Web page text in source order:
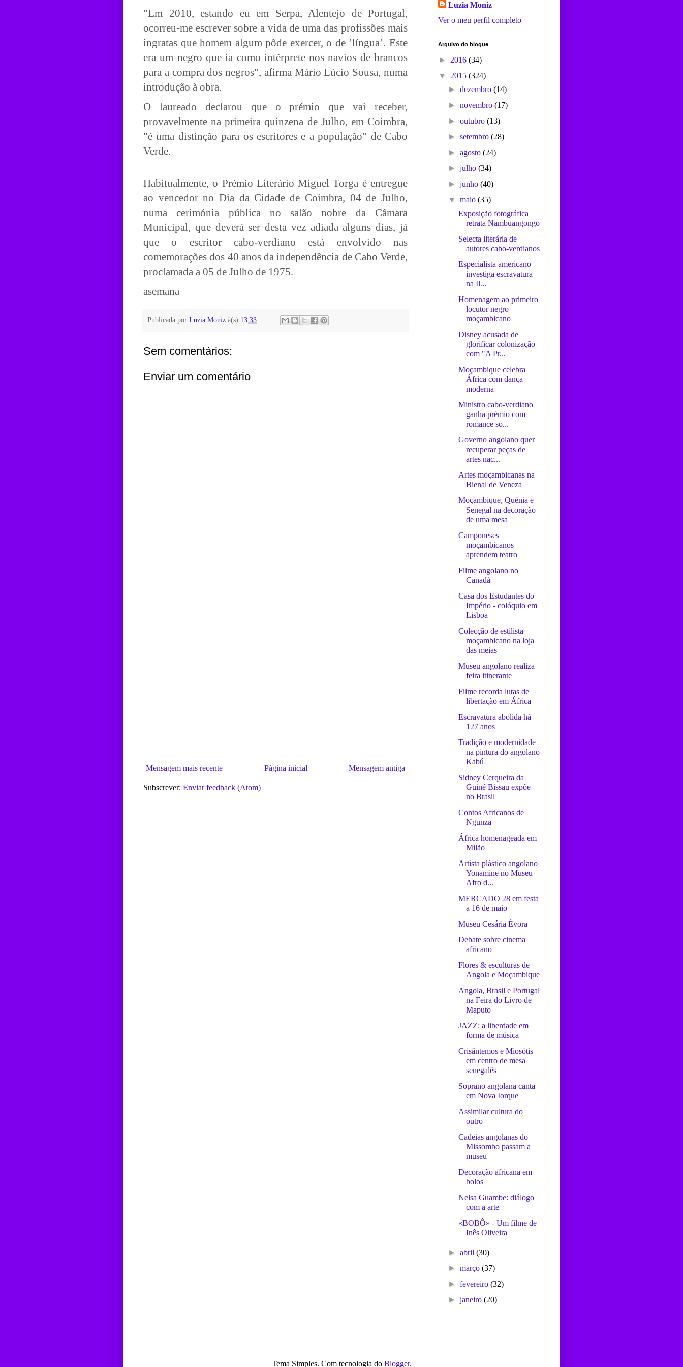
"Em 2010, estando eu em Serpa, Alentejo de Portugal,
ocorreu-me escrever sobre a vida de uma das profissões mais
ingratas que homem algum pôde exercer, o de ’língua’. Este
era um negro que ia como intérprete nos navios de brancos
para a compra dos negros", afirma Mário Lúcio Sousa, numa
introdução à obra.
O laureado declarou que o prémio que vai receber,
provavelmente na primeira quinzena de Julho, em Coimbra,
"é uma distinção para os escritores e a população" de Cabo
Verde.
Habitualmente, o Prémio Literário Miguel Torga é entregue
ao vencedor no Dia da Cidade de Coimbra, 04 de Julho,
numa cerimónia pública no salão nobre da Câmara
Municipal, que deverá ser desta vez adiada alguns dias, já
que o escritor cabo-verdiano está envolvido nas
comemorações dos 40 anos da independência de Cabo Verde,
proclamada a 05 de Julho de 1975.
asemana
Publicada por Luzia Moniz à(s) 13:33
Sem comentários:
Enviar um comentário
Mensagem mais recente Mensagem antiga
Página inicial
Subscrever: Enviar feedback (Atom)
Luzia Moniz
Ver o meu perfil completo
Arquivo do blogue
► 2016 (34)
▼ 2015 (324)
►dezembro(14)
►novembro(17)
►outubro(13)
►setembro(28)
►agosto(24)
►julho(34)
►junho(40)
▼maio(35)
Exposição fotográfica
retrata Nambuangongo
Selecta literária de
autores cabo-verdianos
Especialista americano
investiga escravatura
na Il...
Homenagem ao primeiro
locutor negro
moçambicano
Disney acusada de
glorificar colonização
com "A Pr...
Moçambique celebra
África com dança
moderna
Ministro cabo-verdiano
ganha prémio com
romance so...
Governo angolano quer
recuperar peças de
artes nac...
Artes moçambicanas na
Bienal de Veneza
Moçambique, Quénia e
Senegal na decoração
de uma mesa
Camponeses
moçambicanos
aprendem teatro
Filme angolano no
Canadá
Casa dos Estudantes do
Império - colóquio em
Lisboa
Colecção de estilista
moçambicano na loja
das meias
Museu angolano realiza
feira itinerante
Filme recorda lutas de
libertação em África
Escravatura abolida há
127 anos
Tradição e modernidade
na pintura do angolano
Kabú
Sidney Cerqueira da
Guiné Bissau expõe
no Brasil
Contos Africanos de
Ngunza
África homenageada em
Milão
Artista plástico angolano
Yonamine no Museu
Afro d...
MERCADO 28 em festa
a 16 de maio
Museu Cesária Évora
Debate sobre cinema
africano
Flores & esculturas de
Angola e Moçambique
Angola, Brasil e Portugal
na Feira do Livro de
Maputo
JAZZ: a liberdade em
forma de música
Crisântemos e Miosótis
em centro de mesa
senegalês
Soprano angolana canta
em Nova Iorque
Assimilar cultura do
outro
Cadeias angolanas do
Missombo passam a
museu
Decoração africana em
bolos
Nelsa Guambe: diálogo
com a arte
«BOBÔ» - Um filme de
Inês Oliveira
►abril(30)
►março(37)
►fevereiro(32)
►janeiro(20)
Tema Simples. Com tecnologia do Blogger.